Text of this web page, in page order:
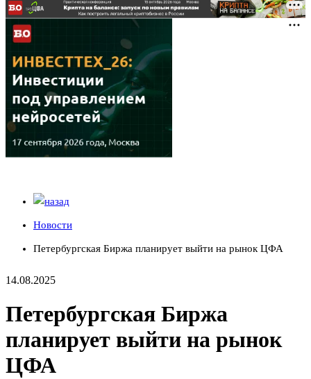
Новости
Петербургская Биржа планирует выйти на рынок ЦФА
14.08.2025
Петербургская Биржа
планирует выйти на рынок
ЦФА